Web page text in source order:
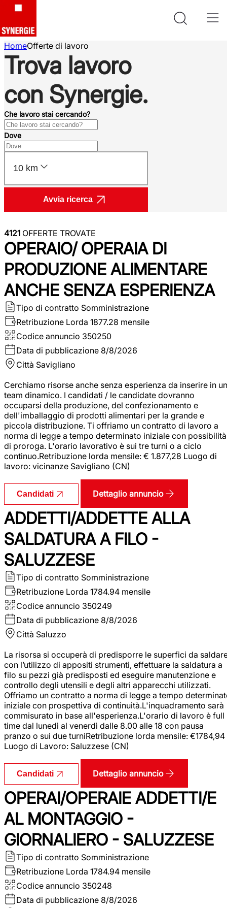
HomeOfferte di lavoro
Trova lavoro
con Synergie.
Che lavoro stai cercando?
Dove
10 km
Avvia ricerca
4121 OFFERTE TROVATE
OPERAIO/ OPERAIA DI
PRODUZIONE ALIMENTARE
ANCHE SENZA ESPERIENZA
Tipo di contratto Somministrazione
Retribuzione Lorda 1877.28 mensile
Codice annuncio 350250
Data di pubblicazione 8/8/2026
Città Savigliano
Cerchiamo risorse anche senza esperienza da inserire in un
team dinamico. I candidati / le candidate dovranno
occuparsi della produzione, del confezionamento e
dell'imballaggio di prodotti alimentari per la grande e
piccola distribuzione. Ti offriamo un contratto di lavoro a
norma di legge a tempo determinato iniziale con possibilità
di proroga. L'orario lavorativo è sui tre turni o a ciclo
continuo.Retribuzione lorda mensile: € 1.877,28 Luogo di
lavoro: vicinanze Savigliano (CN)
Candidati Dettaglio annuncio
ADDETTI/ADDETTE ALLA
SALDATURA A FILO -
SALUZZESE
Tipo di contratto Somministrazione
Retribuzione Lorda 1784.94 mensile
Codice annuncio 350249
Data di pubblicazione 8/8/2026
Città Saluzzo
La risorsa si occuperà di predisporre le superfici da
con l’utilizzo di appositi strumenti, effettuare la saldatura a
filo su pezzi già predisposti ed eseguire manutenzione e
controllo degli utensili e degli altri apparecchi utilizzati.
Offriamo un contratto a norma di legge a tempo
iniziale con prospettiva di continuità.L'inquadramento sarà
commisurato in base all'esperienza.L'orario di lavoro è full
time dal lunedì al venerdì dalle 8.00 alle 18 con pausa
pranzo o sui due turniRetribuzione lorda mensile: €1784,94
Luogo di Lavoro: Saluzzese (CN)
Candidati Dettaglio annuncio
OPERAI/OPERAIE ADDETTI/E
AL MONTAGGIO -
GIORNALIERO - SALUZZESE
Tipo di contratto Somministrazione
Retribuzione Lorda 1784.94 mensile
Codice annuncio 350248
Data di pubblicazione 8/8/2026